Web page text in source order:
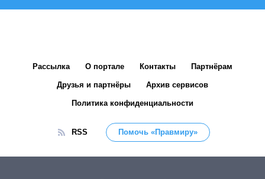
Рассылка О портале Контакты Партнёрам
Друзья и партнёры Архив сервисов
Политика конфиденциальности
RSS Помочь «Правмиру»